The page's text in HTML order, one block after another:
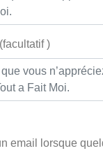
)
email lorsque